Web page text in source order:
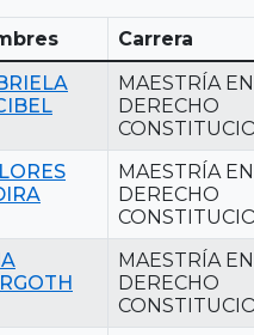
Carrera
MAESTRÍA EN
DERECHO
MAESTRÍA EN
DERECHO
MAESTRÍA EN
DERECHO